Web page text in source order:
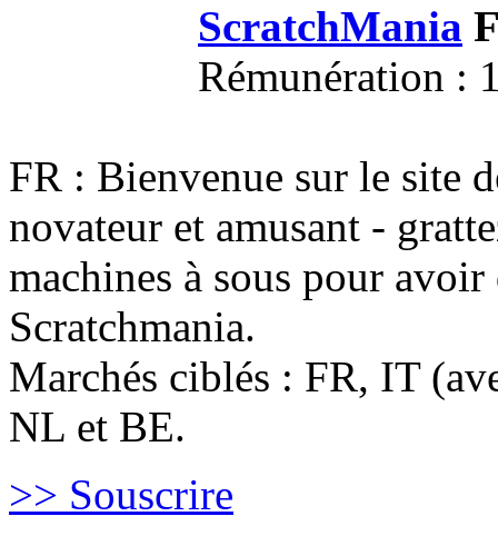
ScratchMania
Rémunération :
FR : Bienvenue sur le site
novateur et amusant -
machines à sous pour avoir
Scratchmania.
Marchés ciblés : FR, IT
NL et BE. ​
>> Souscrire